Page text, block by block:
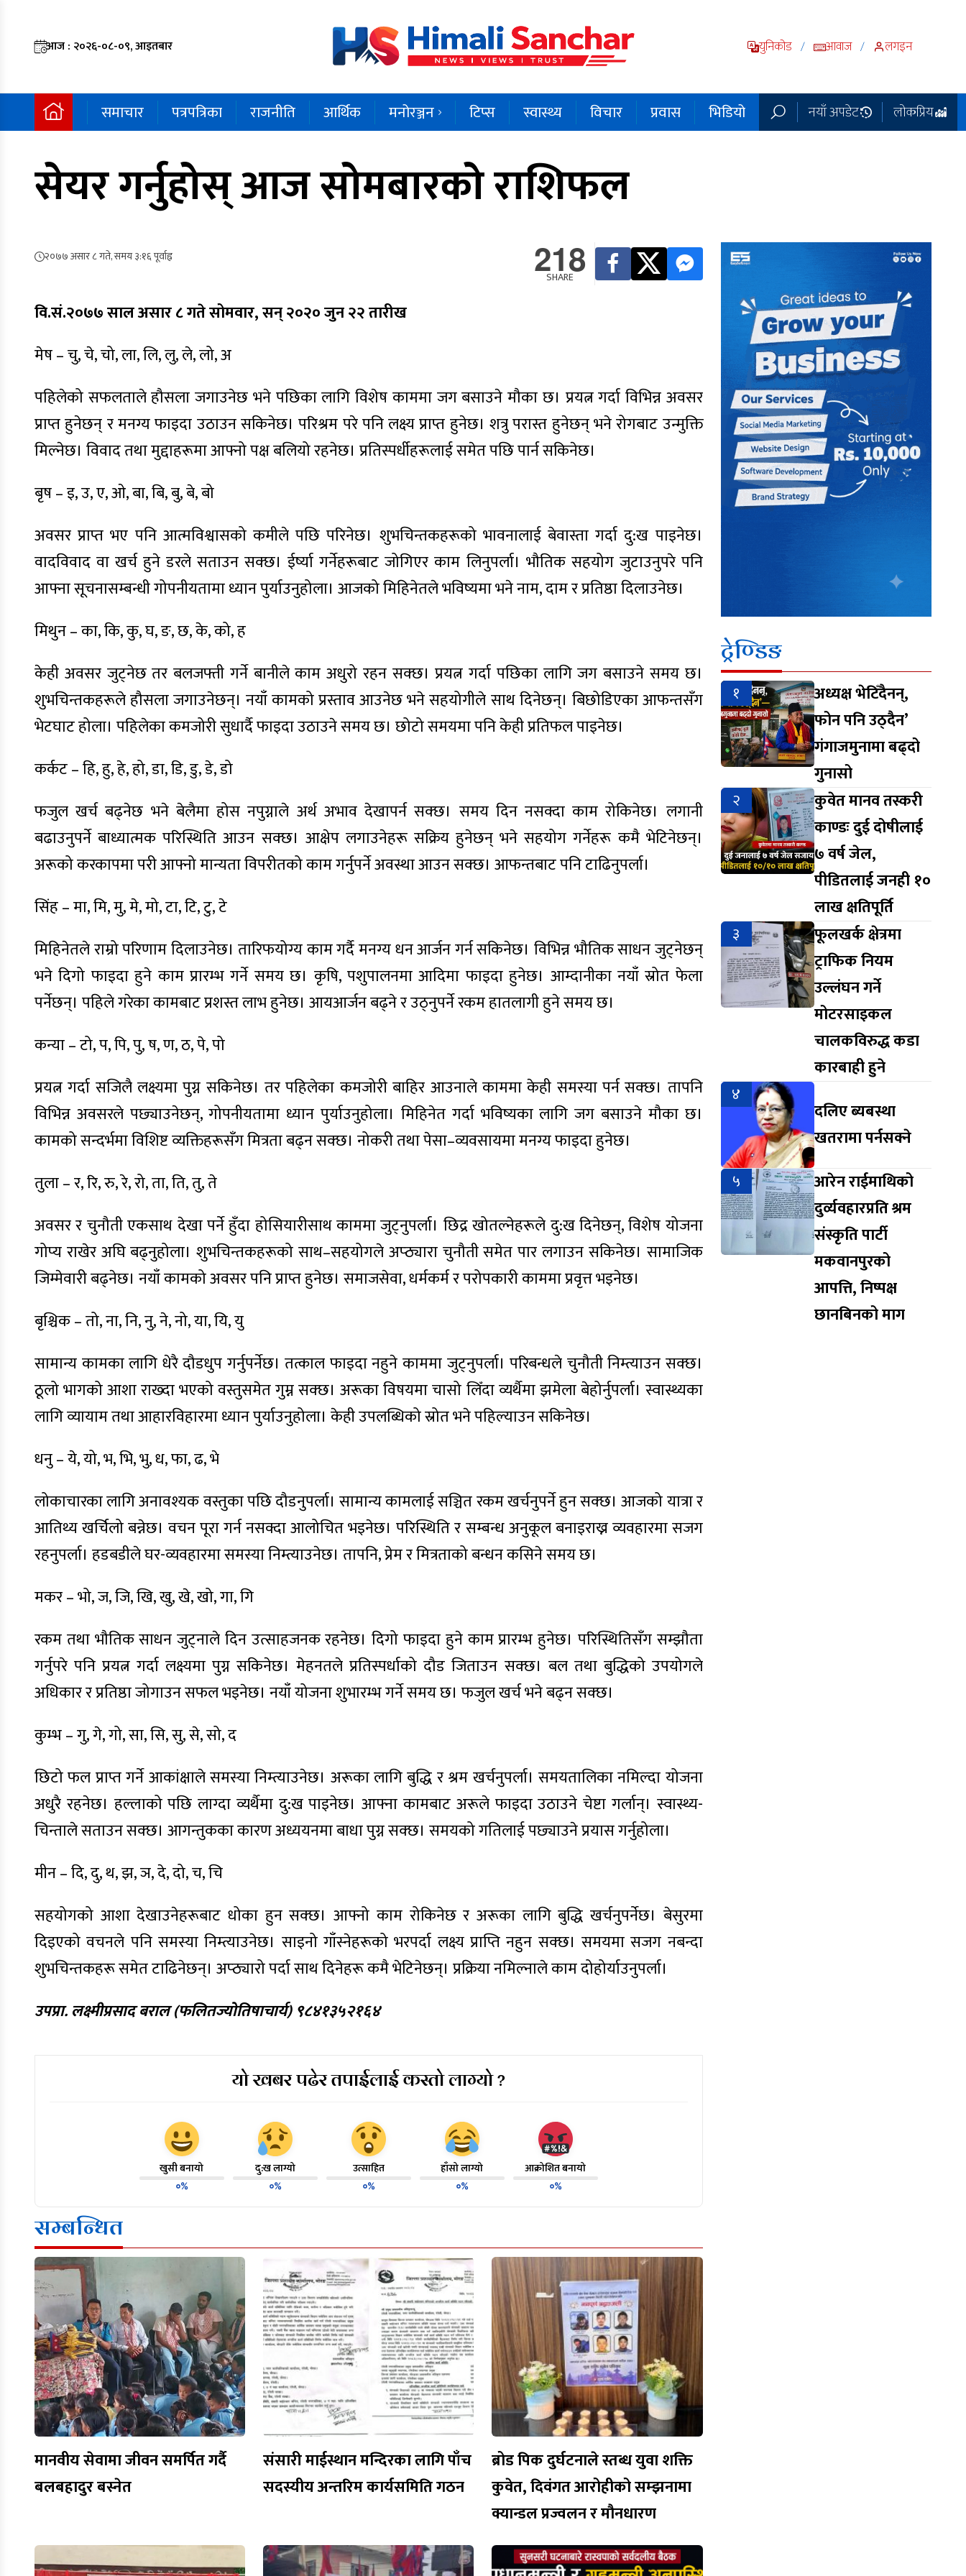
आज : २०२६-०८-०९, आइतबार युनिकोड / आवाज / लगइन
समाचार पत्रपत्रिका राजनीति आर्थिक मनोरञ्जन टिप्स स्वास्थ्य विचार प्रवास भिडियो नयाँ अपडेट लोकप्रिय
सेयर गर्नुहोस् आज सोमबारको राशिफल
२०७७ असार ८ गते, समय ३:१६ पूर्वाह्न 218
SHARE
वि.सं.२०७७ साल असार ८ गते सोमवार, सन् २०२० जुन २२ तारीख
मेष – चु, चे, चो, ला, लि, लु, ले, लो, अ
पहिलेको सफलताले हौसला जगाउनेछ भने पछिका लागि विशेष काममा जग बसाउने मौका छ। प्रयत्न गर्दा विभिन्न अवसर
प्राप्त हुनेछन् र मनग्य फाइदा उठाउन सकिनेछ। परिश्रम परे पनि लक्ष्य प्राप्त हुनेछ। शत्रु परास्त हुनेछन् भने रोगबाट उन्मुक्ति
मिल्नेछ। विवाद तथा मुद्दाहरूमा आफ्नो पक्ष बलियो रहनेछ। प्रतिस्पर्धीहरूलाई समेत पछि पार्न सकिनेछ।
बृष – इ, उ, ए, ओ, बा, बि, बु, बे, बो
अवसर प्राप्त भए पनि आत्मविश्वासको कमीले पछि परिनेछ। शुभचिन्तकहरूको भावनालाई बेवास्ता गर्दा दु:ख पाइनेछ।
वादविवाद वा खर्च हुने डरले सताउन सक्छ। ईर्ष्या गर्नेहरूबाट जोगिएर काम लिनुपर्ला। भौतिक सहयोग जुटाउनुपरे पनि
आफ्ना सूचनासम्बन्धी गोपनीयतामा ध्यान पुर्याउनुहोला। आजको मिहिनेतले भविष्यमा भने नाम, दाम र प्रतिष्ठा दिलाउनेछ।
मिथुन – का, कि, कु, घ, ङ, छ, के, को, ह
केही अवसर जुट्नेछ तर बलजफ्ती गर्ने बानीले काम अधुरो रहन सक्छ। प्रयत्न गर्दा पछिका लागि जग बसाउने समय छ।
शुभचिन्तकहरूले हौसला जगाउनेछन्। नयाँ कामको प्रस्ताव आउनेछ भने सहयोगीले साथ दिनेछन्। बिछोडिएका आफन्तसँग
भेटघाट होला। पहिलेका कमजोरी सुधार्दै फाइदा उठाउने समय छ। छोटो समयमा पनि केही प्रतिफल पाइनेछ।
कर्कट – हि, हु, हे, हो, डा, डि, डु, डे, डो
फजुल खर्च बढ्नेछ भने बेलैमा होस नपुग्नाले अर्थ अभाव देखापर्न सक्छ। समय दिन नसक्दा काम रोकिनेछ। लगानी
बढाउनुपर्ने बाध्यात्मक परिस्थिति आउन सक्छ। आक्षेप लगाउनेहरू सक्रिय हुनेछन् भने सहयोग गर्नेहरू कमै भेटिनेछन्।
अरूको करकापमा परी आफ्नो मान्यता विपरीतको काम गर्नुपर्ने अवस्था आउन सक्छ। आफन्तबाट पनि टाढिनुपर्ला।
सिंह – मा, मि, मु, मे, मो, टा, टि, टु, टे
मिहिनेतले राम्रो परिणाम दिलाउनेछ। तारिफयोग्य काम गर्दै मनग्य धन आर्जन गर्न सकिनेछ। विभिन्न भौतिक साधन जुट्नेछन्
भने दिगो फाइदा हुने काम प्रारम्भ गर्ने समय छ। कृषि, पशुपालनमा आदिमा फाइदा हुनेछ। आम्दानीका नयाँ स्रोत फेला
पर्नेछन्। पहिले गरेका कामबाट प्रशस्त लाभ हुनेछ। आयआर्जन बढ्ने र उठ्नुपर्ने रकम हातलागी हुने समय छ।
कन्या – टो, प, पि, पु, ष, ण, ठ, पे, पो
प्रयत्न गर्दा सजिलै लक्ष्यमा पुग्न सकिनेछ। तर पहिलेका कमजोरी बाहिर आउनाले काममा केही समस्या पर्न सक्छ। तापनि
विभिन्न अवसरले पछ्याउनेछन्, गोपनीयतामा ध्यान पुर्याउनुहोला। मिहिनेत गर्दा भविष्यका लागि जग बसाउने मौका छ।
कामको सन्दर्भमा विशिष्ट व्यक्तिहरूसँग मित्रता बढ्न सक्छ। नोकरी तथा पेसा–व्यवसायमा मनग्य फाइदा हुनेछ।
तुला – र, रि, रु, रे, रो, ता, ति, तु, ते
अवसर र चुनौती एकसाथ देखा पर्ने हुँदा होसियारीसाथ काममा जुट्नुपर्ला। छिद्र खोतल्नेहरूले दु:ख दिनेछन्, विशेष योजना
गोप्य राखेर अघि बढ्नुहोला। शुभचिन्तकहरूको साथ–सहयोगले अप्ठ्यारा चुनौती समेत पार लगाउन सकिनेछ। सामाजिक
जिम्मेवारी बढ्नेछ। नयाँ कामको अवसर पनि प्राप्त हुनेछ। समाजसेवा, धर्मकर्म र परोपकारी काममा प्रवृत्त भइनेछ।
बृश्चिक – तो, ना, नि, नु, ने, नो, या, यि, यु
सामान्य कामका लागि धेरै दौडधुप गर्नुपर्नेछ। तत्काल फाइदा नहुने काममा जुट्नुपर्ला। परिबन्धले चुनौती निम्त्याउन सक्छ।
ठूलो भागको आशा राख्दा भएको वस्तुसमेत गुम्न सक्छ। अरूका विषयमा चासो लिँदा व्यर्थैमा झमेला बेहोर्नुपर्ला। स्वास्थ्यका
लागि व्यायाम तथा आहारविहारमा ध्यान पुर्याउनुहोला। केही उपलब्धिको स्रोत भने पहिल्याउन सकिनेछ।
धनु – ये, यो, भ, भि, भु, ध, फा, ढ, भे
लोकाचारका लागि अनावश्यक वस्तुका पछि दौडनुपर्ला। सामान्य कामलाई सञ्चित रकम खर्चनुपर्ने हुन सक्छ। आजको यात्रा र
आतिथ्य खर्चिलो बन्नेछ। वचन पूरा गर्न नसक्दा आलोचित भइनेछ। परिस्थिति र सम्बन्ध अनुकूल बनाइराख्न व्यवहारमा सजग
रहनुपर्ला। हडबडीले घर-व्यवहारमा समस्या निम्त्याउनेछ। तापनि, प्रेम र मित्रताको बन्धन कसिने समय छ।
मकर – भो, ज, जि, खि, खु, खे, खो, गा, गि
रकम तथा भौतिक साधन जुट्नाले दिन उत्साहजनक रहनेछ। दिगो फाइदा हुने काम प्रारम्भ हुनेछ। परिस्थितिसँग सम्झौता
गर्नुपरे पनि प्रयत्न गर्दा लक्ष्यमा पुग्न सकिनेछ। मेहनतले प्रतिस्पर्धाको दौड जिताउन सक्छ। बल तथा बुद्धिको उपयोगले
अधिकार र प्रतिष्ठा जोगाउन सफल भइनेछ। नयाँ योजना शुभारम्भ गर्ने समय छ। फजुल खर्च भने बढ्न सक्छ।
कुम्भ – गु, गे, गो, सा, सि, सु, से, सो, द
छिटो फल प्राप्त गर्ने आकांक्षाले समस्या निम्त्याउनेछ। अरूका लागि बुद्धि र श्रम खर्चनुपर्ला। समयतालिका नमिल्दा योजना
अधुरै रहनेछ। हल्लाको पछि लाग्दा व्यर्थैमा दु:ख पाइनेछ। आफ्ना कामबाट अरूले फाइदा उठाउने चेष्टा गर्लान्। स्वास्थ्य-
चिन्ताले सताउन सक्छ। आगन्तुकका कारण अध्ययनमा बाधा पुग्न सक्छ। समयको गतिलाई पछ्याउने प्रयास गर्नुहोला।
मीन – दि, दु, थ, झ, ञ, दे, दो, च, चि
सहयोगको आशा देखाउनेहरूबाट धोका हुन सक्छ। आफ्नो काम रोकिनेछ र अरूका लागि बुद्धि खर्चनुपर्नेछ। बेसुरमा
दिइएको वचनले पनि समस्या निम्त्याउनेछ। साइनो गाँस्नेहरूको भरपर्दा लक्ष्य प्राप्ति नहुन सक्छ। समयमा सजग नबन्दा
शुभचिन्तकहरू समेत टाढिनेछन्। अप्ठ्यारो पर्दा साथ दिनेहरू कमै भेटिनेछन्। प्रक्रिया नमिल्नाले काम दोहोर्याउनुपर्ला।
उपप्रा. लक्ष्मीप्रसाद बराल (फलितज्योतिषाचार्य) ९८४१३५२१६४
यो खबर पढेर तपाईलाई कस्तो लाग्यो ?
खुसी बनायो
०%
दु:ख लाग्यो
०%
उत्साहित
०%
हाँसो लाग्यो
०%
आक्रोशित बनायो
०%
सम्बन्धित
मानवीय सेवामा जीवन समर्पित गर्दै
बलबहादुर बस्नेत
संसारी माईस्थान मन्दिरका लागि पाँच
सदस्यीय अन्तरिम कार्यसमिति गठन
ब्रोड पिक दुर्घटनाले स्तब्ध युवा शक्ति
कुवेत, दिवंगत आरोहीको सम्झनामा
क्यान्डल प्रज्वलन र मौनधारण
ट्रेण्डिङ
१
अध्यक्ष भेटिँदैनन्,
फोन पनि उठ्दैन’
गंगाजमुनामा बढ्दो
गुनासो
२
कुवेत मानव तस्करी
काण्डः दुई दोषीलाई
७ वर्ष जेल,
पीडितलाई जनही १०
लाख क्षतिपूर्ति
३
फूलखर्क क्षेत्रमा
ट्राफिक नियम
उल्लंघन गर्ने
मोटरसाइकल
चालकविरुद्ध कडा
कारबाही हुने
४
दलिए ब्यबस्था
खतरामा पर्नसक्ने
५
आरेन राईमाथिको
दुर्व्यवहारप्रति श्रम
संस्कृति पार्टी
मकवानपुरको
आपत्ति, निष्पक्ष
छानबिनको माग